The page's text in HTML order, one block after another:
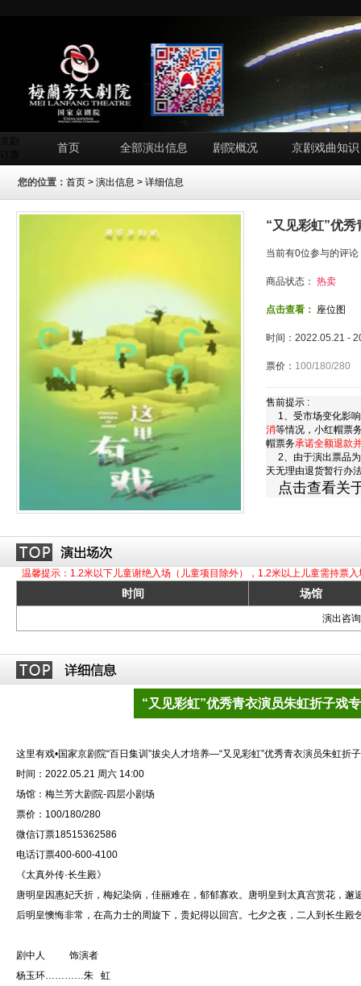
首页 全部演出信息 剧院概况 京剧戏曲知识
您的位置： 首页 > 演出信息 > 详细信息
“又见彩虹”优
当前有0位参与的评论
商品状态： 热卖
点击查看： 座位图
时间：2022.05.21 -
票价： 100/180/280
售前提示 :
1、受市场变化影响
消等情况，小红帽票
帽票务承诺全额退款
2、由于演出票品为
天无理由退货暂行办
点击查看关
温馨提示：1.2米以下儿童谢绝入场（儿童项目除外），1.2米以上儿童需持票入
时间 场馆
演出咨
“又见彩虹”优秀青衣演员朱虹折子戏
这里有戏•国家京剧院“百日集训”拔尖人才培养—“又见彩虹”优秀青衣演员朱虹折
时间：2022.05.21 周六 14:00
场馆：梅兰芳大剧院-四层小剧场
票价：100/180/280
微信订票18515362586
电话订票400-600-4100
《太真外传·长生殿》
唐明皇因惠妃夭折，梅妃染病，佳丽难在，郁郁寡欢。唐明皇到太真宫赏花，
后明皇懊悔非常，在高力士的周旋下，贵妃得以回宫。七夕之夜，二人到长生殿
剧中人 饰演者
杨玉环…………朱 虹